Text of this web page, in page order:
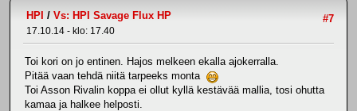
#7
HPI / Vs: HPI Savage Flux HP
17.10.14 - klo: 17.40
Toi kori on jo entinen. Hajos melkeen ekalla ajokerralla.
Pitää vaan tehdä niitä tarpeeks monta
Toi Asson Rivalin koppa ei ollut kyllä kestävää mallia, tosi ohutta
kamaa ja halkee helposti.